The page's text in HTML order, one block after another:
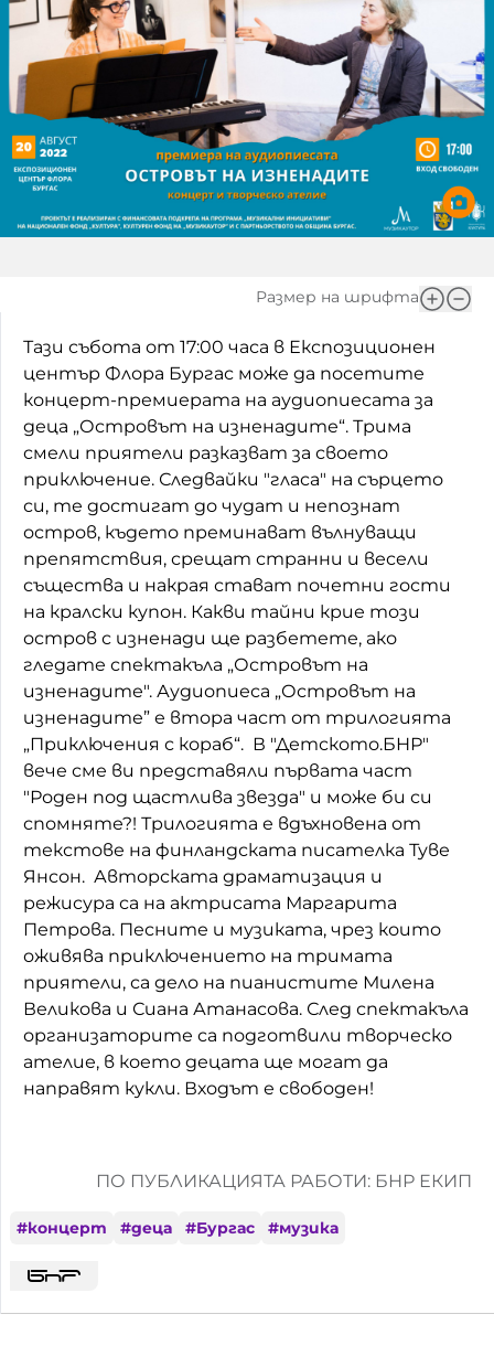
Фантазирай
Приказки
История на изкуството
Музикална кутийка
От соул до рокендрол
Къщата
Златната ябълка
Непознатите думи
Като Айнщайн
Домашен любимец
Питаме Ви
До ре ми
Игри
Кои сме ние?
За вас, родители
БНР Новини
Архивен фонд на БНР
Размер на шрифта
Тази събота от 17:00 часа в Експозиционен
център Флора Бургас може да посетите
концерт-премиерата на аудиопиесата за
деца „Островът на изненадите“. Трима
смели приятели разказват за своето
приключение. Следвайки "гласа" на сърцето
си, те достигат до чудат и непознат
остров, където преминават вълнуващи
препятствия, срещат странни и весели
същества и накрая стават почетни гости
на кралски купон. Какви тайни крие този
остров с изненади ще разбетете, ако
гледате спектакъла „Островът на
изненадите". Аудиопиеса „Островът на
изненадите” е втора част от трилогията
„Приключения с кораб“. В "Детското.БНР"
вече сме ви представяли първата част
"Роден под щастлива звезда" и може би си
спомняте?! Трилогията е вдъхновена от
текстове на финландската писателка Туве
Янсон. Авторската драматизация и
режисура са на актрисата Маргарита
Петрова. Песните и музиката, чрез които
оживява приключението на тримата
приятели, са дело на пианистите Милена
Великова и Сиана Атанасова. След спектакъла
организаторите са подготвили творческо
ателие, в което децата ще могат да
направят кукли. Входът е свободен!
ПО ПУБЛИКАЦИЯТА РАБОТИ: БНР ЕКИП
#концерт #деца #Бургас #музика